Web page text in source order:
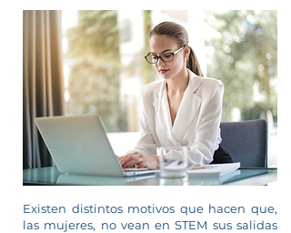
Existen distintos motivos que hacen que,
las mujeres, no vean en STEM sus salidas